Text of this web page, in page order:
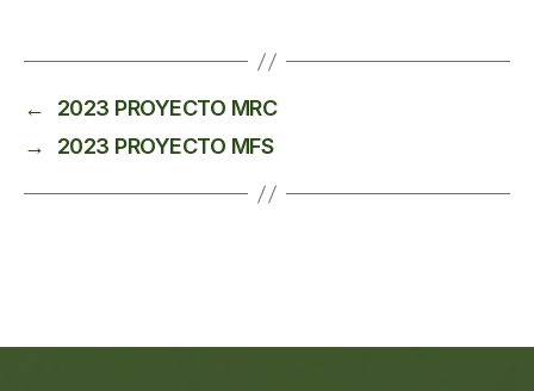
←
2023 PROYECTO MRC
→
2023 PROYECTO MFS